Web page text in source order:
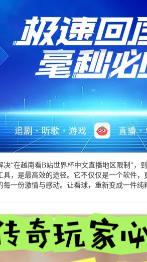
“在越南看B站世界杯中文直播地区限制”
，是最高效的途径。它不仅仅是一个软件
一份激情与感动。让看球，重新变成一件纯